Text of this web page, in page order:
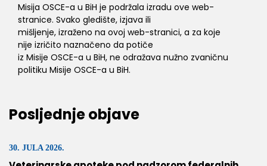
Misija OSCE-a u BiH je podržala izradu ove web-
stranice. Svako gledište, izjava ili
mišljenje, izraženo na ovoj web-stranici, a za koje
nije izričito naznačeno da potiče
iz Misije OSCE-a u BiH, ne odražava nužno zvaničnu
politiku Misije OSCE-a u BiH.
Posljednje objave
30. JULA 2026.